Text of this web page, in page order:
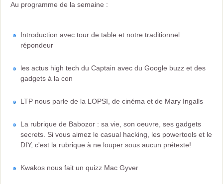
Au programme de la semaine :
Introduction avec tour de table et notre traditionnel
répondeur
les actus high tech du Captain avec du Google buzz et des
gadgets à la con
LTP nous parle de la LOPSI, de cinéma et de Mary Ingalls
La rubrique de Babozor : sa vie, son oeuvre, ses gadgets
secrets. Si vous aimez le casual hacking, les powertools et le
DIY, c'est la rubrique à ne louper sous aucun prétexte!
Kwakos nous fait un quizz Mac Gyver